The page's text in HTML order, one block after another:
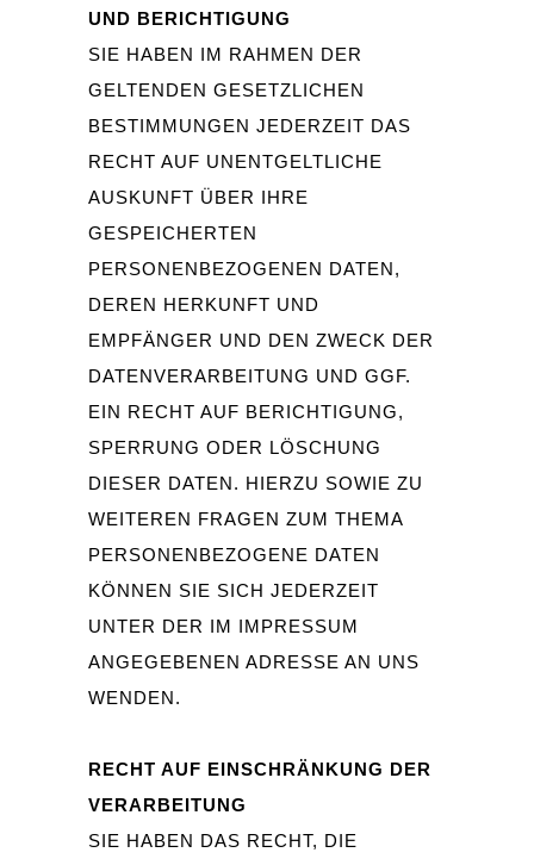
UND BERICHTIGUNG
SIE HABEN IM RAHMEN DER
GELTENDEN GESETZLICHEN
BESTIMMUNGEN JEDERZEIT DAS
RECHT AUF UNENTGELTLICHE
AUSKUNFT ÜBER IHRE
GESPEICHERTEN
PERSONENBEZOGENEN DATEN,
DEREN HERKUNFT UND
EMPFÄNGER UND DEN ZWECK DER
DATENVERARBEITUNG UND GGF.
EIN RECHT AUF BERICHTIGUNG,
SPERRUNG ODER LÖSCHUNG
DIESER DATEN. HIERZU SOWIE ZU
WEITEREN FRAGEN ZUM THEMA
PERSONENBEZOGENE DATEN
KÖNNEN SIE SICH JEDERZEIT
UNTER DER IM IMPRESSUM
ANGEGEBENEN ADRESSE AN UNS
WENDEN.
RECHT AUF EINSCHRÄNKUNG DER
VERARBEITUNG
SIE HABEN DAS RECHT, DIE